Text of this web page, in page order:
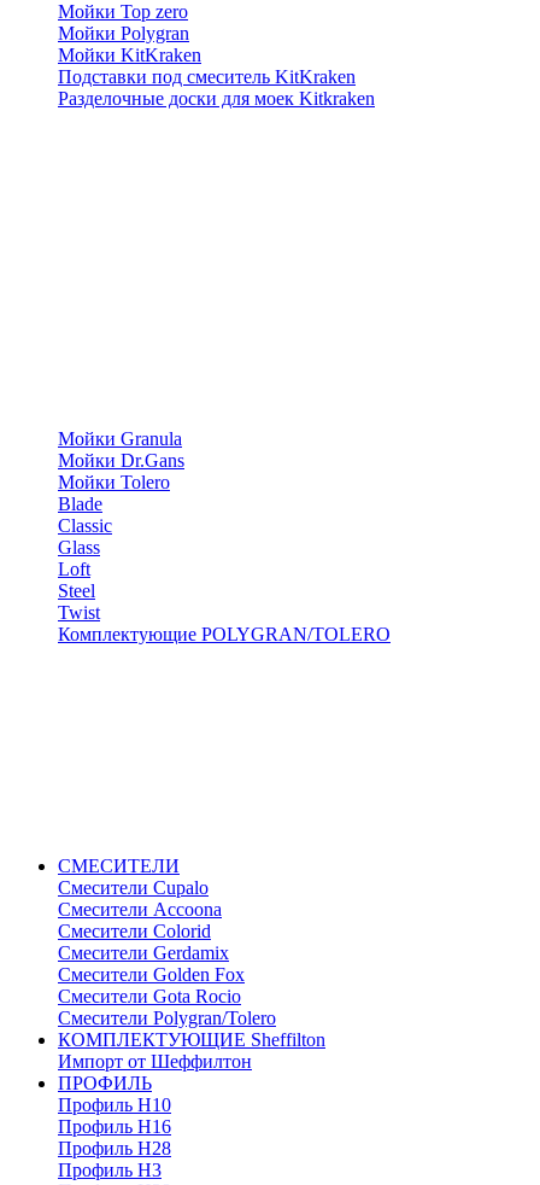
Мойки Top zero
Мойки Polygran
Мойки KitKraken
Подставки под смеситель KitKraken
Разделочные доски для моек Kitkraken
Мойки Granula
Мойки Dr.Gans
Мойки Tolero
Blade
Classic
Glass
Loft
Steel
Twist
Комплектующие POLYGRAN/TOLERO
СМЕСИТЕЛИ
Cмесители Cupalo
Смесители Accoona
Смесители Colorid
Смесители Gerdamix
Смесители Golden Fox
Смесители Gota Rocio
Смесители Polygran/Tolero
КОМПЛЕКТУЮЩИЕ Sheffilton
Импорт от Шеффилтон
ПРОФИЛЬ
Профиль H10
Профиль H16
Профиль H28
Профиль H3